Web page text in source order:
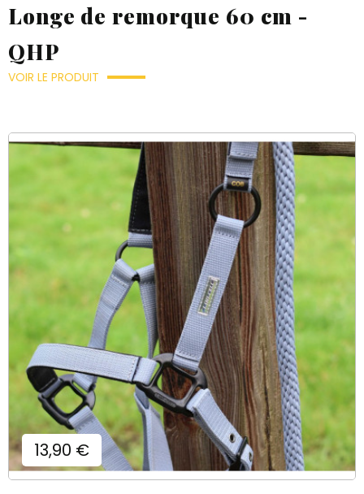
Longe de remorque 60 cm -
QHP
VOIR LE PRODUIT
Prix
13,90 €